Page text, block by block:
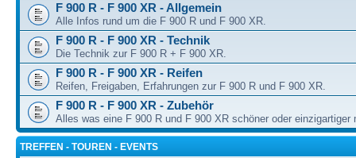
F 900 R - F 900 XR - Allgemein
Alle Infos rund um die F 900 R und F 900 XR.
F 900 R - F 900 XR - Technik
Die Technik zur F 900 R + F 900 XR.
F 900 R - F 900 XR - Reifen
Reifen, Freigaben, Erfahrungen zur F 900 R und F 900 XR.
F 900 R - F 900 XR - Zubehör
Alles was eine F 900 R und F 900 XR schöner oder einzigartiger
TREFFEN - TOUREN - EVENTS